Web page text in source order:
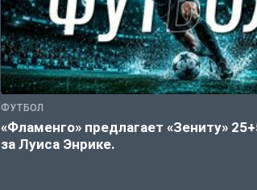
ФУТБОЛ
«Фламенго» предлагает «Зениту»
за Луиса Энрике.